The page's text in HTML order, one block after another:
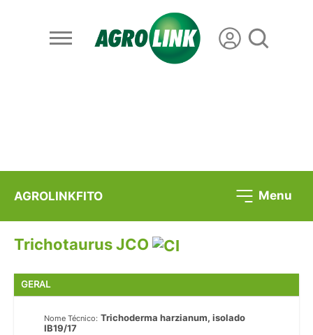
AGROLINKFITO Menu
Trichotaurus JCO
GERAL
Nome Técnico: Trichoderma harzianum, isolado
IB19/17